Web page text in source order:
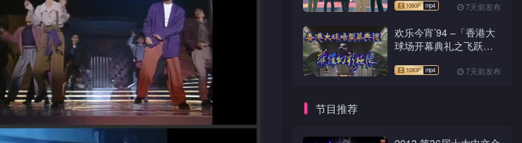
7天前发布
欢乐今宵’94 –「香港大
球场开幕典礼之飞跃幻
7天前发布
节目推荐